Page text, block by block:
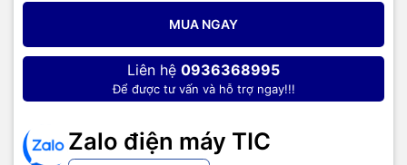
MUA NGAY
Liên hệ 0936368995
Để được tư vấn và hỗ trợ ngay!!!
Zalo điện máy TIC